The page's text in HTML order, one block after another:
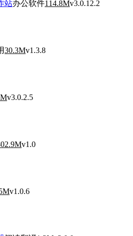
站办公软件114.8Mv3.0.12.2
30.3Mv1.3.8
v3.0.2.5
v1.0
v1.0.6